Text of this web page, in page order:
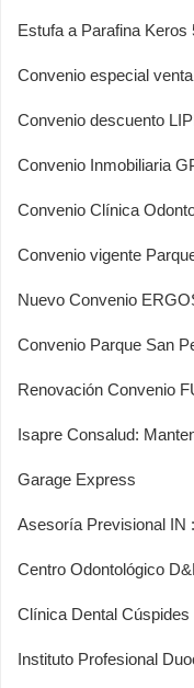
Estufa a Parafina
Convenio especial
Convenio descuento
Convenio Inmobiliaria
Convenio Clínica
Convenio vigente
Nuevo Convenio
Convenio Parque San
Renovación Convenio
Isapre Consalud:
Garage Express
Asesoría Previsional IN
Centro Odontológico
Clínica Dental Cúspides
Instituto Profesional